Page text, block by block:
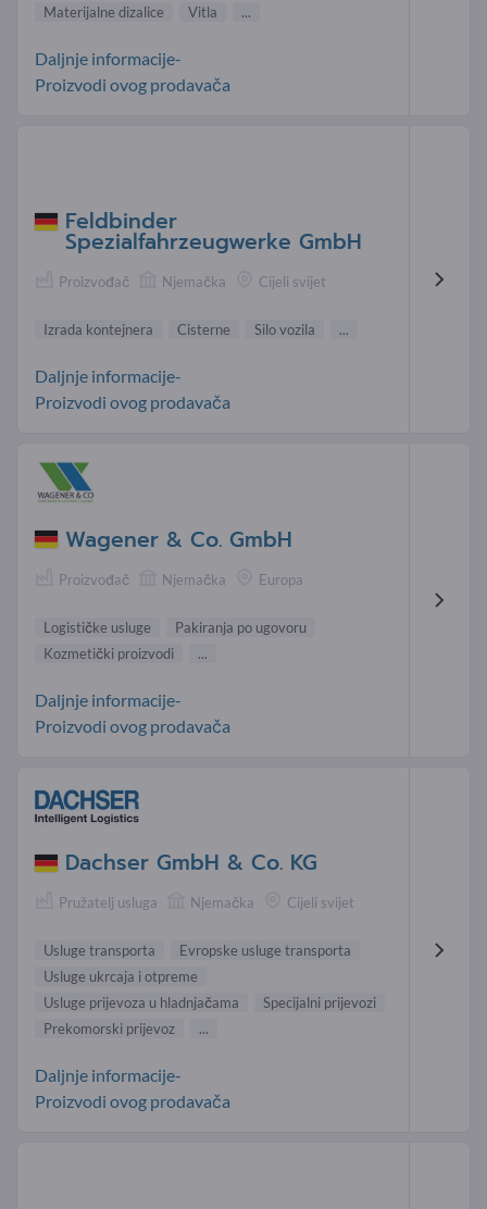
Materijalne dizalice Vitla ...
Daljnje informacije-
Proizvodi ovog prodavača
Feldbinder
Spezialfahrzeugwerke GmbH
Proizvođač Njemačka Cijeli svijet
Izrada kontejnera Cisterne Silo vozila ...
Daljnje informacije-
Proizvodi ovog prodavača
Wagener & Co. GmbH
Proizvođač Njemačka Europa
Logističke usluge
Pakiranja po ugovoru
Kozmetički proizvodi
...
Daljnje informacije-
Proizvodi ovog prodavača
Dachser GmbH & Co. KG
Pružatelj usluga Njemačka Cijeli svijet
Usluge transporta
Evropske usluge transporta
Usluge ukrcaja i otpreme
Usluge prijevoza u hladnjačama
Specijalni prijevozi
Prekomorski prijevoz
...
Daljnje informacije-
Proizvodi ovog prodavača